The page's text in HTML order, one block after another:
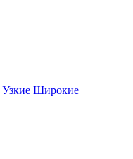
Узкие Широкие